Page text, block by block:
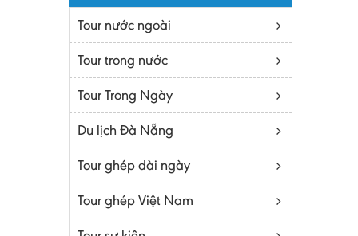
Bắc Giang
Bắc Ninh
Bến Tre
Cà mau
Cao Bằng
Daknông
Đồng Nai
Đồng Tháp
Tour nước ngoài
Tour trong nước
Tour Trong Ngày
Du lịch Đà Nẵng
Tour ghép dài ngày
Tour ghép Việt Nam